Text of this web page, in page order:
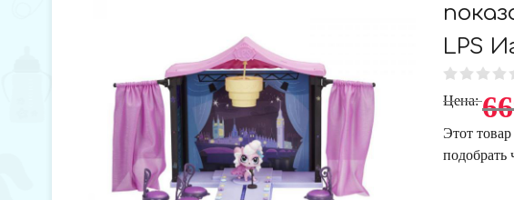
LPS
Цена:
Этот
подобрать